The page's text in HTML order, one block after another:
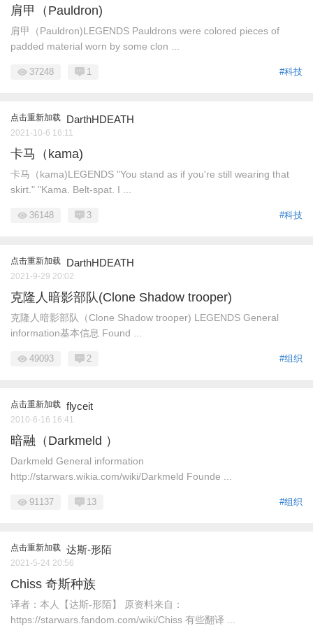
肩甲（Pauldron)
肩甲（Pauldron)LEGENDS Pauldrons were colored pieces of
padded material worn by some clon ...
#科技
37248 1
点击重新加载 DarthHDEATH
2021-10-6 16:11
卡马（kama)
卡马（kama)LEGENDS "You stand as if you're still wearing that
skirt." "Kama. Belt-spat. I ...
#科技
36148 3
点击重新加载 DarthHDEATH
2021-9-29 20:02
克隆人暗影部队(Clone Shadow trooper)
克隆人暗影部队（Clone Shadow trooper) LEGENDS General
information基本信息 Found ...
#组织
49093 2
点击重新加载 flyceit
2010-6-16 16:41
暗融（Darkmeld ）
Darkmeld General information
http://starwars.wikia.com/wiki/Darkmeld Founde ...
#组织
91137 13
点击重新加载 达斯-形陌
2021-5-24 20:56
Chiss 奇斯种族
译者：本人【达斯-形陌】 原资料来自：
https://starwars.fandom.com/wiki/Chiss 有些翻译 ...